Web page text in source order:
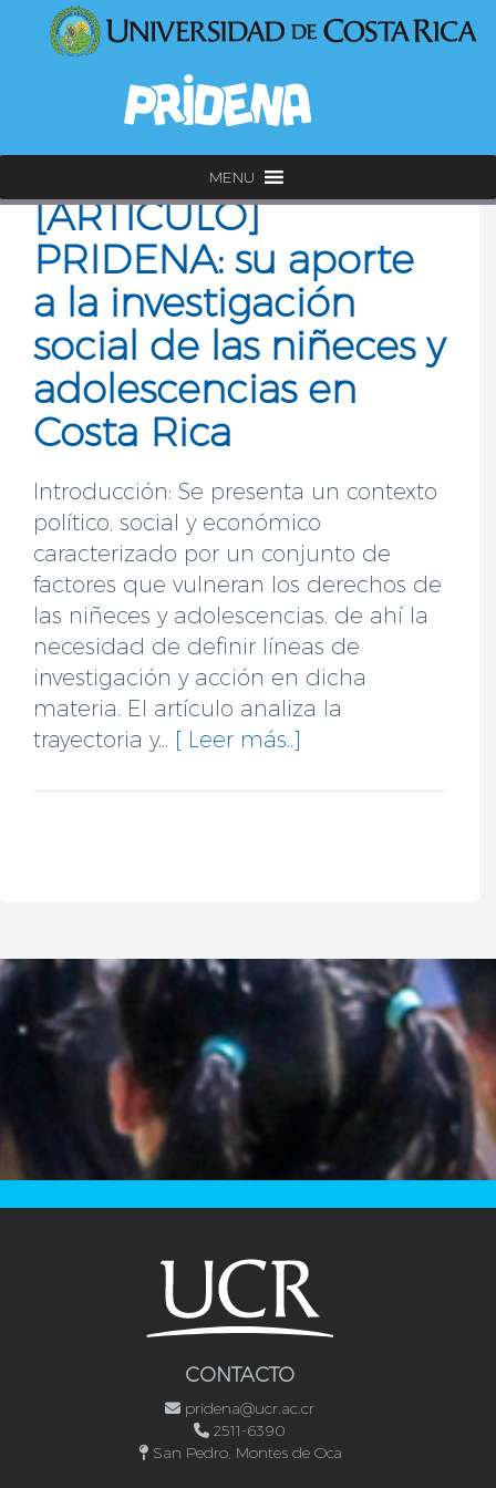
MENU
[ARTÍCULO]
PRIDENA: su aporte
a la investigación
social de las niñeces y
adolescencias en
Costa Rica
Introducción: Se presenta un contexto
político, social y económico
caracterizado por un conjunto de
factores que vulneran los derechos de
las niñeces y adolescencias, de ahí la
necesidad de definir líneas de
investigación y acción en dicha
materia. El artículo analiza la
trayectoria y... [ Leer más..]
CONTACTO
pridena@ucr.ac.cr
2511-6390
San Pedro, Montes de Oca